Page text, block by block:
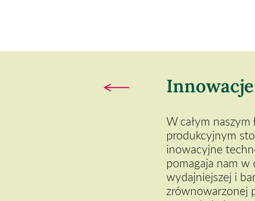
Innowacje
W całym naszym
produkcyjnym
inowacyjne
pomagaja nam w
wydajniejszej i
zrównowarzonej